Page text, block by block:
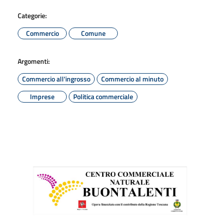
Categorie:
Commercio
Comune
Argomenti:
Commercio all'ingrosso
Commercio al minuto
Imprese
Politica commerciale